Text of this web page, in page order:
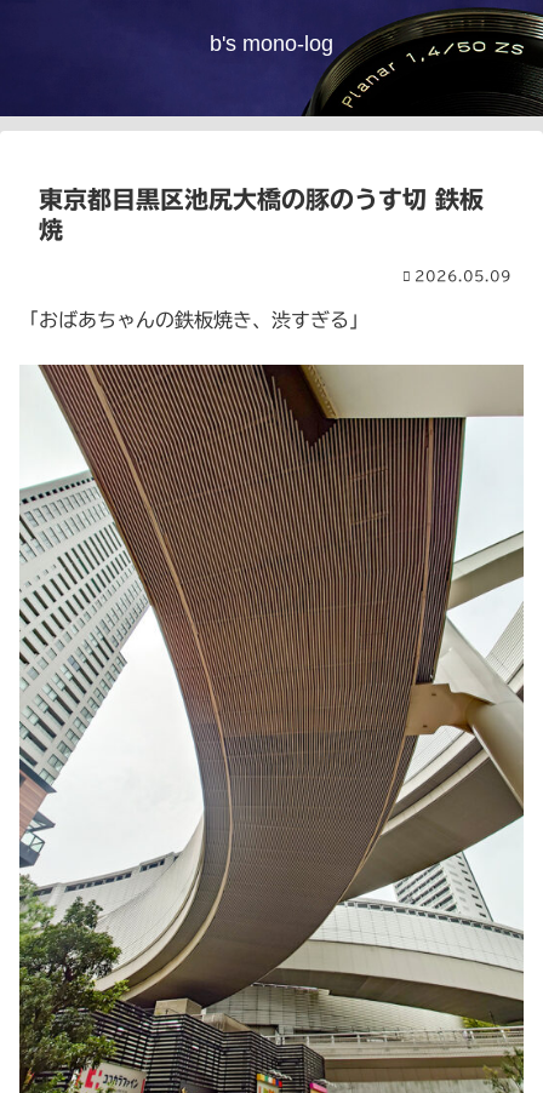
b's mono-log
東京都目黒区池尻大橋の豚のうす切 鉄板
焼
2026.05.09
「おばあちゃんの鉄板焼き、渋すぎる」